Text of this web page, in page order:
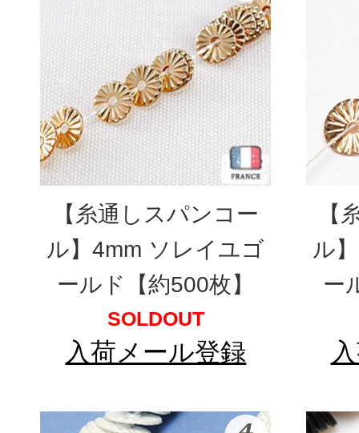
【糸通しスパンコー
ル】4mm ソレイユゴ
ールド【約500枚】
SOLDOUT
入荷メール登録
【
ル
ー